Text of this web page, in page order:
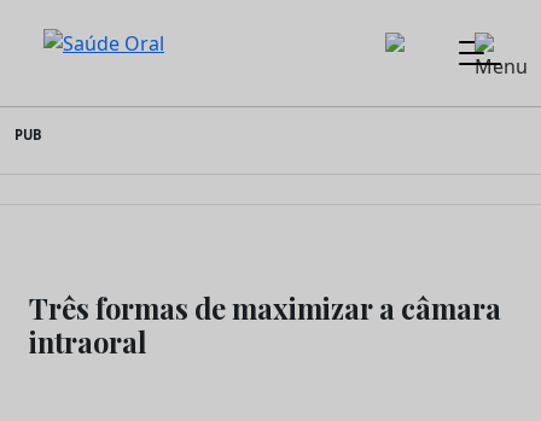
to
content
Saúde Oral
PUB
Três formas de maximizar a câmara
intraoral